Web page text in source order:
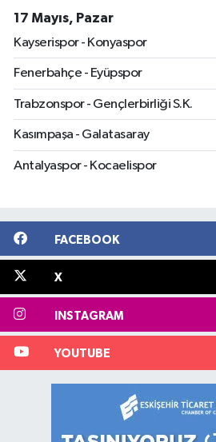
17 Mayıs, Pazar
Kayserispor - Konyaspor
Fenerbahçe - Eyüpspor
Trabzonspor - Gençlerbirliği S.K.
Kasımpaşa - Galatasaray
Antalyaspor - Kocaelispor
FACEBOOK
X
INSTAGRAM
YOUTUBE